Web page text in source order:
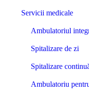
Servicii medicale
Ambulatoriul
Spitalizare de zi
Spitalizare
Ambulatoriu